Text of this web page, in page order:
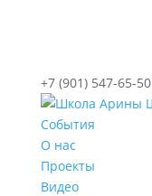
+7 (901) 547-65-50
События
О нас
Проекты
Видео